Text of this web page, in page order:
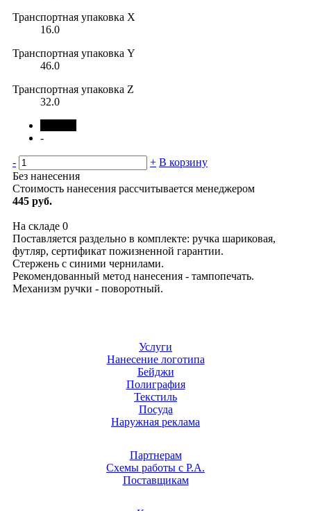
Транспортная упаковка X
16.0
Транспортная упаковка Y
46.0
Транспортная упаковка Z
32.0
-
- + В корзину
Без нанесения
Стоимость нанесения рассчитывается менеджером
445 руб.
На складе 0
Поставляется раздельно в комплекте: ручка шариковая,
футляр, сертификат пожизненной гарантии.
Стержень с синими чернилами.
Рекомендованный метод нанесения - тампопечать.
Механизм ручки - поворотный.
Услуги
Нанесение логотипа
Бейджи
Полиграфия
Текстиль
Посуда
Наружная реклама
Партнерам
Схемы работы с Р.А.
Поставщикам